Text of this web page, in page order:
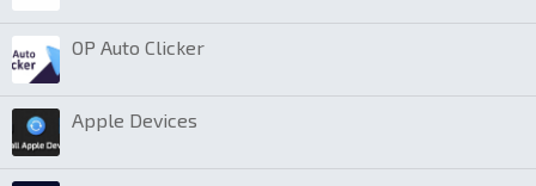
OP Auto Clicker
Apple Devices